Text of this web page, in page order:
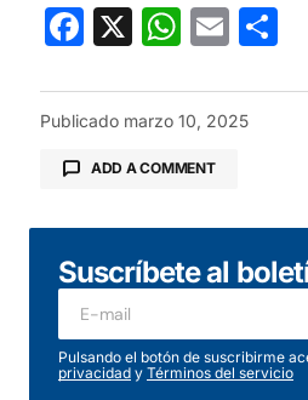
Facebook
X Email
Publicado marzo 10, 2025
ADD A COMMENT
Tu dirección de correo
publicada. Los campos
marcados con
Comentario*
Suscríbete al
Pulsando el botón de suscribirme
privacidad y Términos del servicio